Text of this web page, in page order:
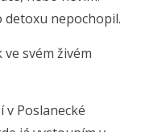
detoxu nepochopil.
svém živém
Poslanecké